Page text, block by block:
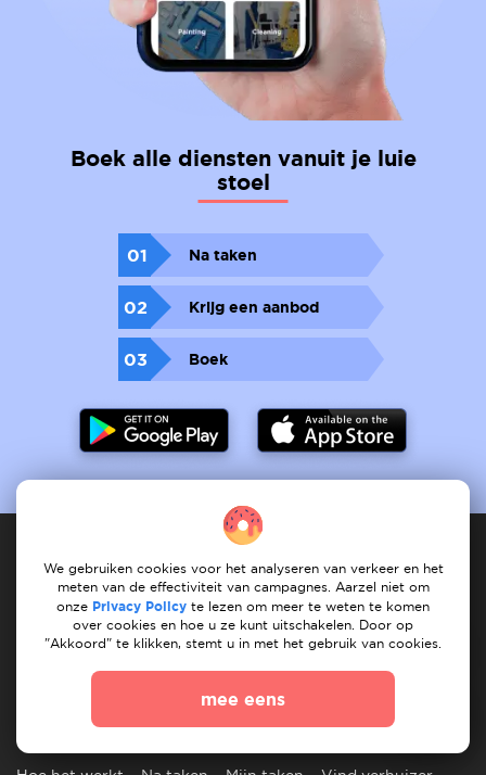
Boek alle diensten vanuit je luie
stoel
01 Na taken
02 Krijg een aanbod
03 Boek
Dienstverlener
Hoe het werkt registreet services
Mijn services
Mijn taken
Vind dienst Onze services
We gebruiken cookies voor het analyseren van verkeer en het
meten van de effectiviteit van campagnes. Aarzel niet om
onze Privacy Policy te lezen om meer te weten te komen
over cookies en hoe u ze kunt uitschakelen. Door op
"Akkoord" te klikken, stemt u in met het gebruik van cookies.
mee eens